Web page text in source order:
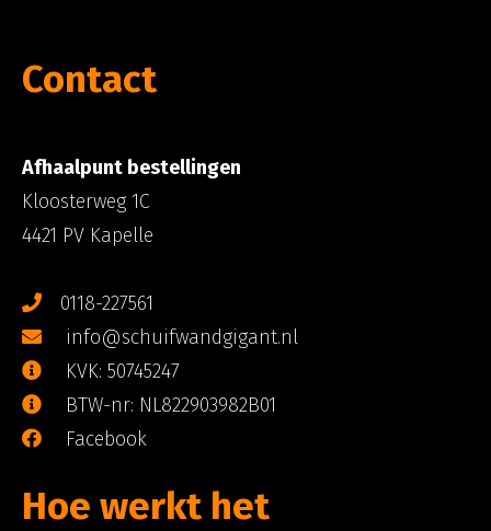
Contact
Afhaalpunt bestellingen
Kloosterweg 1C
4421 PV Kapelle
0118-227561
info@schuifwandgigant.nl
KVK: 50745247
BTW-nr: NL822903982B01
Facebook
Hoe werkt het